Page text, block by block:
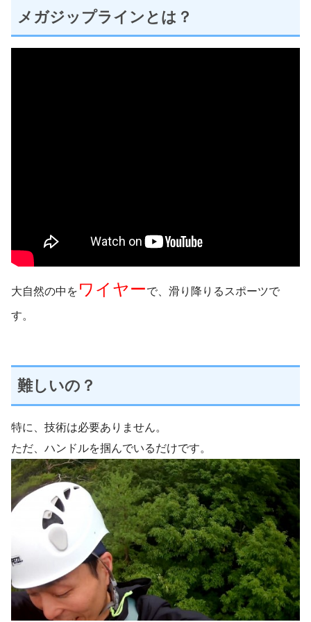
メガジップラインとは？
大自然の中を ワイヤーで、滑り降りるスポーツで
す。
難しいの？
特に、技術は必要ありません。
ただ、ハンドルを掴んでいるだけです。